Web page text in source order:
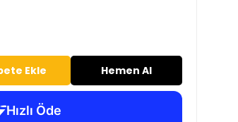
Ekle Hemen Al